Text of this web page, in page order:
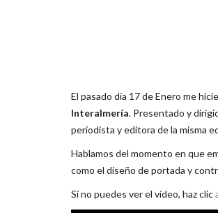
El pasado día 17 de Enero me
Interalmería. Presentado y
periodista y editora de la misma
Hablamos del momento en que
como el diseño de portada y
Si no puedes ver el vídeo, haz clic